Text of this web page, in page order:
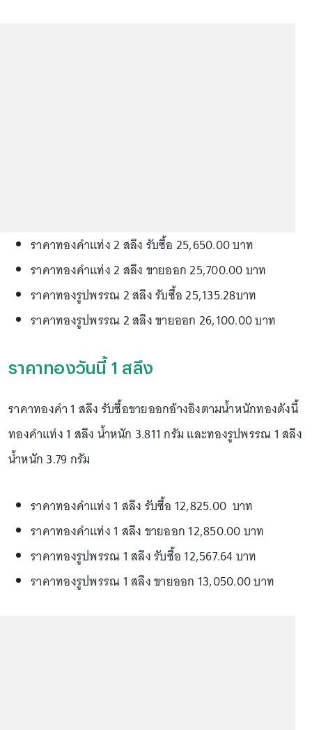
ราคาทองคำแท่ง 2 สลึง รับซื้อ 25,650.00 บาท
ราคาทองคำแท่ง 2 สลึง ขายออก 25,700.00 บาท
ราคาทองรูปพรรณ 2 สลึง รับซื้อ 25,135.28บาท
ราคาทองรูปพรรณ 2 สลึง ขายออก 26,100.00 บาท
ราคาทองวันนี้ 1 สลึง
ราคาทองคำ 1 สลึง รับซื้อขายออกอ้างอิงตามน้ำหนักทองดังนี้
ทองคำแท่ง 1 สลึง น้ำหนัก 3.811 กรัม และทองรูปพรรณ 1 สลึง
น้ำหนัก 3.79 กรัม
ราคาทองคำแท่ง 1 สลึง รับซื้อ 12,825.00 บาท
ราคาทองคำแท่ง 1 สลึง ขายออก 12,850.00 บาท
ราคาทองรูปพรรณ 1 สลึง รับซื้อ 12,567.64 บาท
ราคาทองรูปพรรณ 1 สลึง ขายออก 13,050.00 บาท